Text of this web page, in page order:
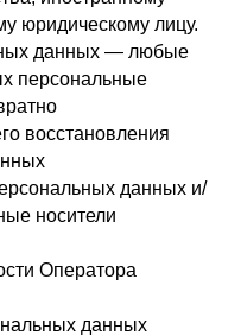
юридическому лицу.
данных — любые
персональные
восстановления
данных и/
носители
Оператора
данных